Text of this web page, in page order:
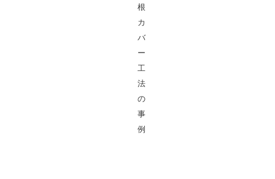
根
カ
バ
ー
工
法
の
事
例